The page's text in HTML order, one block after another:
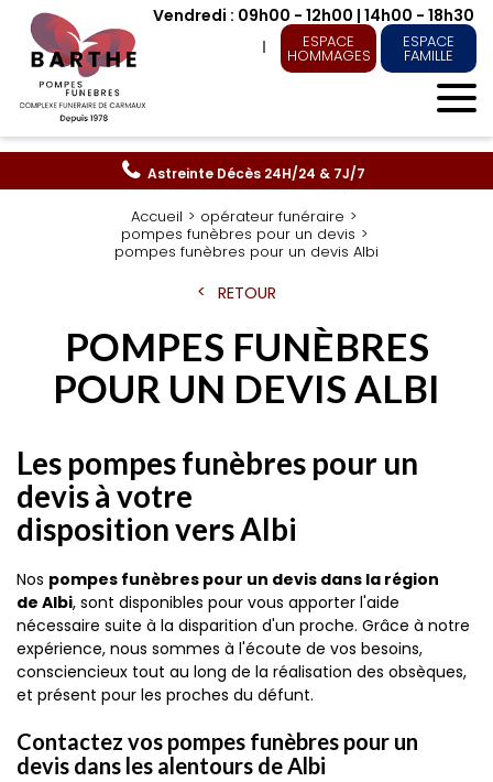
Vendredi : 09h00 - 12h00 | 14h00 - 18h30
Astreinte Décès 24H/24 & 7J/7
ESPACE
HOMMAGES
ESPACE
FAMILLE
Accueil
opérateur funéraire
pompes funèbres pour un devis
pompes funèbres pour un devis Albi
RETOUR
POMPES FUNÈBRES
POUR UN DEVIS ALBI
Les pompes funèbres pour un
devis à votre
disposition vers Albi
Nos pompes funèbres pour un devis dans la région
de Albi, sont disponibles pour vous apporter l'aide
nécessaire suite à la disparition d'un proche. Grâce à notre
expérience, nous sommes à l'écoute de vos besoins,
consciencieux tout au long de la réalisation des obsèques,
et présent pour les proches du défunt.
Contactez vos pompes funèbres pour un
devis dans les alentours de Albi